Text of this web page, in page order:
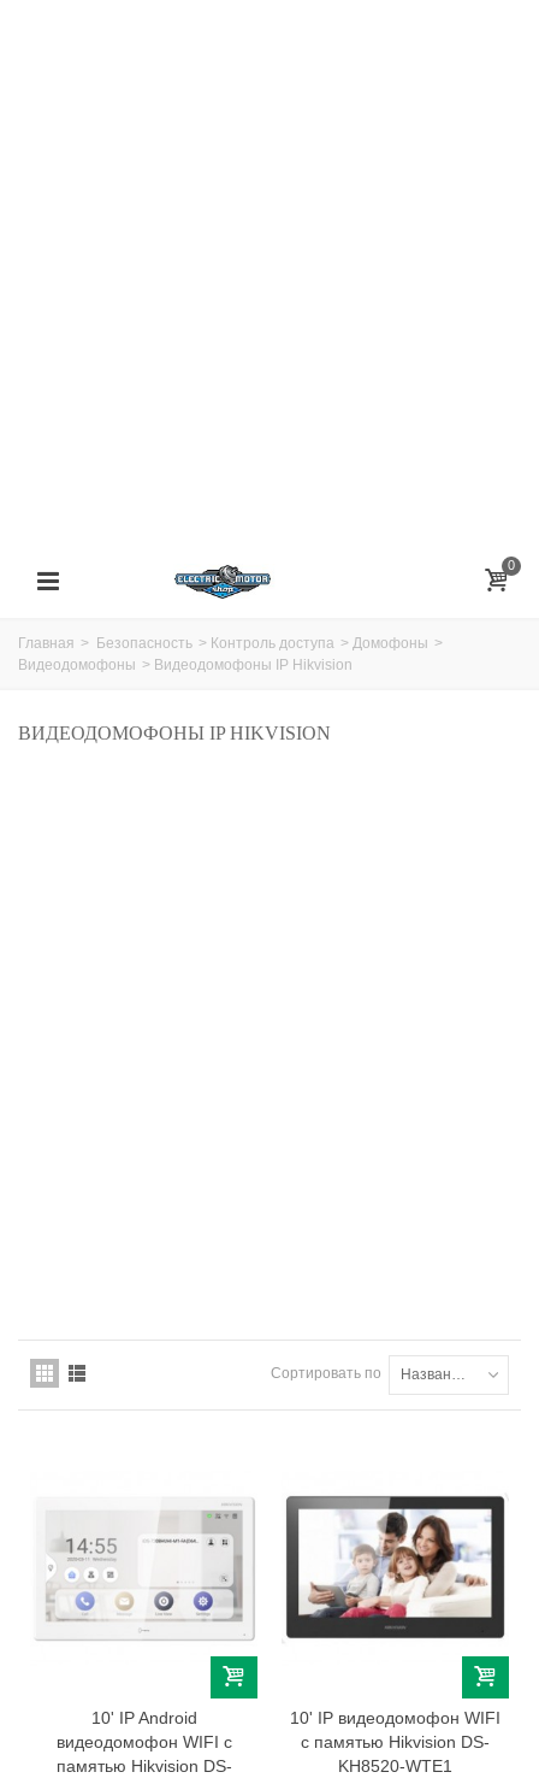
0
Главная > Безопасность > Контроль доступа > Домофоны >
Видеодомофоны > Видеодомофоны IP Hikvision
ВИДЕОДОМОФОНЫ IP HIKVISION
Сортировать по Названию товара: от А до Я
10' IP Android
видеодомофон WIFI с
памятью Hikvision DS-
10' IP видеодомофон WIFI
с памятью Hikvision DS-
KH8520-WTE1